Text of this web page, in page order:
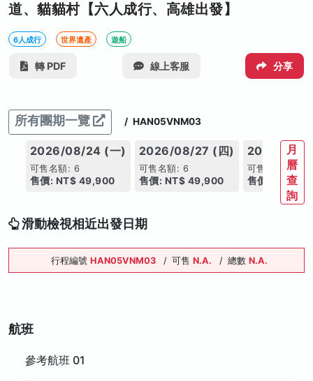
道、貓貓村【六人成行、高雄出發】
6人成行 世界遺產 遊船
轉 PDF 線上客服 分享
所有團期一覽 / HAN05VNM03
2026/08/24 (一)
可售名額: 6
售價: NT$ 49,900
2026/08/27 (四)
可售名額: 6
售價: NT$ 49,900
2026/09/
可售名額: 6
售價: NT$
月
曆
查
詢
滑動檢視相近出發日期
行程編號 HAN05VNM03 / 可售 N.A. / 總數 N.A.
航班
參考航班 01